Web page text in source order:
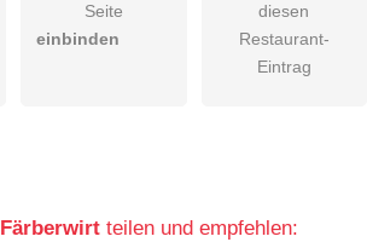
Seite
einbinden
diesen
Restaurant-
Eintrag
Färberwirt teilen und empfehlen: